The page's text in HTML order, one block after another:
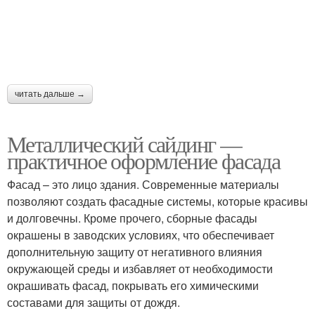
читать дальше →
Металлический сайдинг —
практичное оформление фасада
Фасад – это лицо здания. Современные материалы
позволяют создать фасадные системы, которые красивы
и долговечны. Кроме прочего, сборные фасады
окрашены в заводских условиях, что обеспечивает
дополнительную защиту от негативного влияния
окружающей среды и избавляет от необходимости
окрашивать фасад, покрывать его химическими
составами для защиты от дождя.